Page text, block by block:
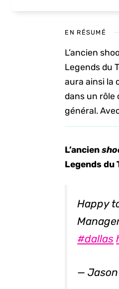
EN RÉSUMÉ
L’ancien
Legends du
aura ainsi la
dans un rôle
général.
L’ancien
Legends du
Happy
#dallas
—